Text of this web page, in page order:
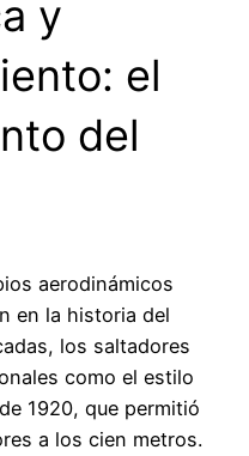
y
el
del
aerodinámicos
en la historia del
los saltadores
como el estilo
1920, que permitió
a los cien metros.